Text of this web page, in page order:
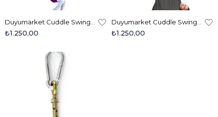
₺1.250,00 ₺1.250,00